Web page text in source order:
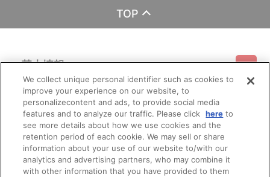
TOP
基本情報
利用規約 特定商取引法に基づく表示 プライバシーポリシー
プライバシーオプション 会社概要
ご利用情報
ご利用ガイド サイトマップ お問い合わせ
Do Not Sell or Share My Personal Information
会員メニュー
ログイン 会員規約 新規会員登録
その他のご案内
We collect unique personal identifier such as cookies to
improve your experience on our website, to
personalizecontent and ads, to provide social media
features and to analyze our traffic. Please click here to
see more details about how we use cookies and the
retention period of each cookie. We may sell or share
information about your use of our website to/with our
analytics and advertising partners, who may combine it
with other information that you have provided to them